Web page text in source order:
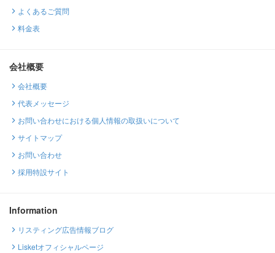
よくあるご質問
料金表
会社概要
会社概要
代表メッセージ
お問い合わせにおける個人情報の取扱いについて
サイトマップ
お問い合わせ
採用特設サイト
Information
リスティング広告情報ブログ
Lisketオフィシャルページ